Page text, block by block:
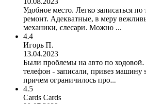
Удобное место. Легко записаться
ремонт. Адекватные, в меру
механики, слесари. Можно ...
4.4
Игорь П.
13.04.2023
Были проблемы на авто по ходовой.
телефон - записали, привез машину
причем ограничилось про...
4.5
Cards Cards